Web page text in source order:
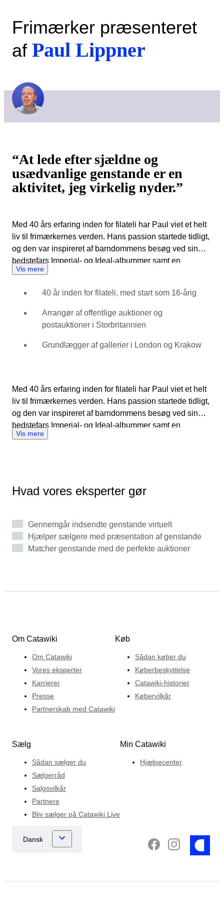
Frimærker præsenteret
af Paul Lippner
“At lede efter sjældne og
usædvanlige genstande er en
aktivitet, jeg virkelig nyder.”
Med 40 års erfaring inden for filateli har Paul viet et helt
liv til frimærkernes verden. Hans passion startede tidligt,
og den var inspireret af barndommens besøg ved sin
bedstefars Imperial- og Ideal-albummer samt en
grandonkel, der handlede med frimærker før og efter 2\.
og som 20-årig afholdt han auktioner på hoteller i det
centrale London. Siden da har han drevet gallerier i
London og Krakow og opbygget en respekteret karriere
specialiserer sig i "bag i bogen"-udgivelser,
Victoria 1d Black og 5 Pound Orange.
Vis mere
40 år inden for filateli, med start som 16-årig
Arrangør af offentlige auktioner og
postauktioner i Storbritannien
Grundlægger af gallerier i London og Krakow
Med 40 års erfaring inden for filateli har Paul viet et helt
liv til frimærkernes verden. Hans passion startede tidligt,
og den var inspireret af barndommens besøg ved sin
bedstefars Imperial- og Ideal-albummer samt en
grandonkel, der handlede med frimærker før og efter 2\.
London og Krakow og opbygget en respekteret karriere
som uafhængig forhandler og auktionsholder. Han
stempelmærker, cinderella-mærker, posthistorie og
usædvanligt materiale, og han har håndteret
bemærkelsesværdige genstande som blokke af Queen
Vis mere
Hvad vores eksperter gør
Gennemgår indsendte genstande virtuelt
Hjælper sælgere med præsentation af genstande
Matcher genstande med de perfekte auktioner
Om Catawiki
Om Catawiki
Vores eksperter
Karrierer
Presse
Partnerskab med Catawiki
Køb
Sådan køber du
Køberbeskyttelse
Catawiki-historier
Købervilkår
Sælg
Sådan sælger du
Sælgerråd
Salgsvilkår
Partnere
Bliv sælger på Catawiki Live
Min Catawiki
Hjælpecenter